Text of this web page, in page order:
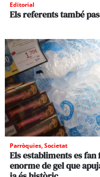
Editorial
Els referents també
Parròquies,Societat
Els establiments es
enorme de gel que